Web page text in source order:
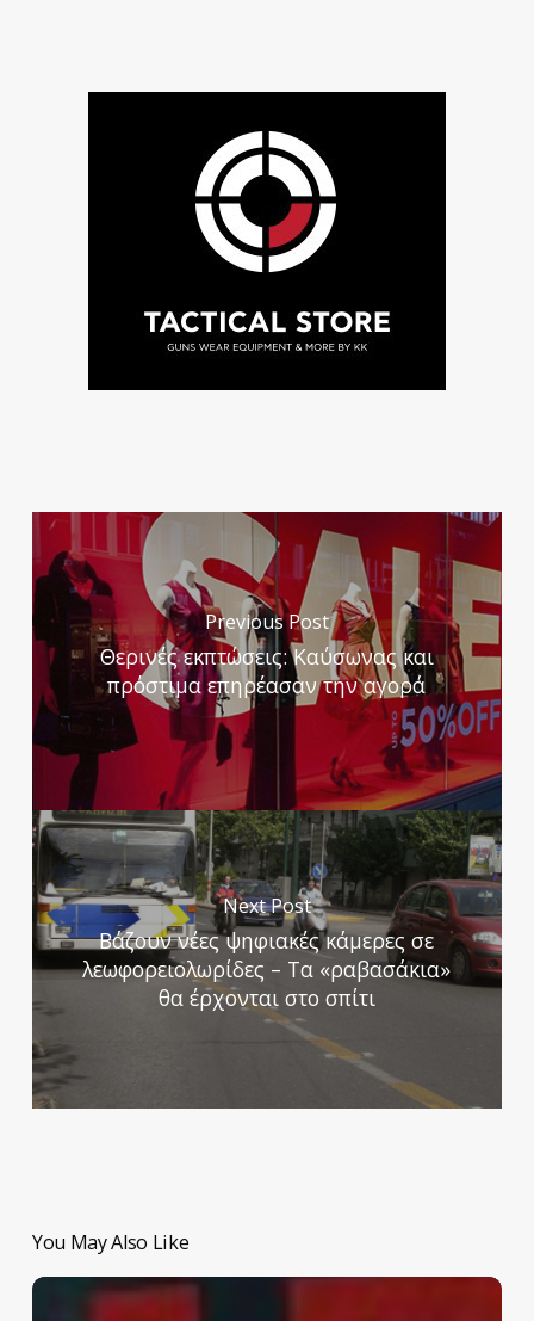
Previous Post
Θερινές εκπτώσεις: Kαύσωνας και
πρόστιμα επηρέασαν την αγορά
Next Post
Βάζουν νέες ψηφιακές κάμερες σε
λεωφορειολωρίδες – Τα «ραβασάκια»
θα έρχονται στο σπίτι
You May Also Like